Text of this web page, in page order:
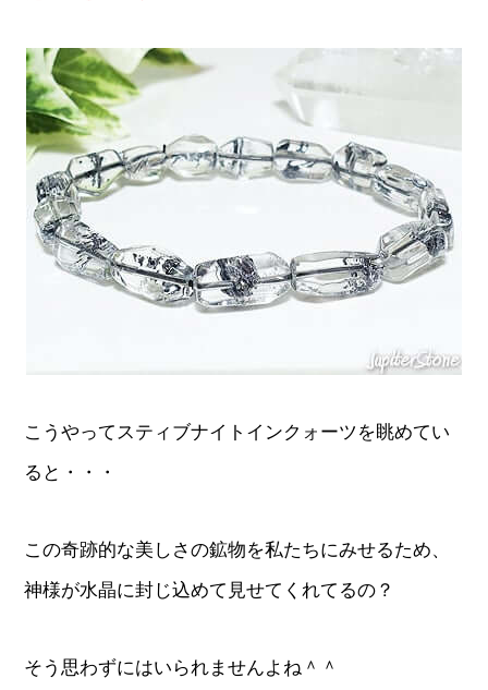
こうやってスティブナイトインクォーツを眺めてい
ると・・・
この奇跡的な美しさの鉱物を私たちにみせるため、
神様が水晶に封じ込めて見せてくれてるの？
そう思わずにはいられませんよね＾＾